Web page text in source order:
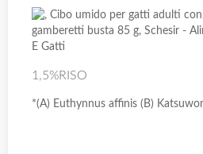
1,5%RISO
*(A) Euthynnus affinis (B)